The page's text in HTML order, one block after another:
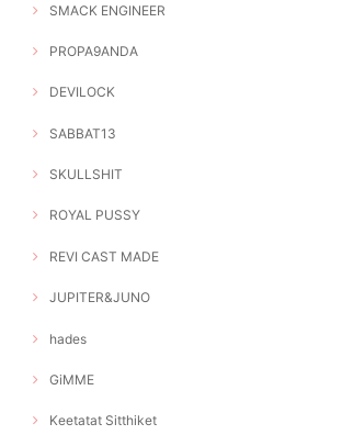
SMACK ENGINEER
PROPA9ANDA
DEVILOCK
SABBAT13
SKULLSHIT
ROYAL PUSSY
REVI CAST MADE
JUPITER&JUNO
hades
GiMME
Keetatat Sitthiket